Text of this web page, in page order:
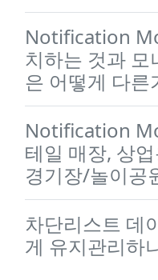
Notification
치하는 것과 모
은 어떻게 다른
Notification
테일 매장, 상
경기장/놀이공
차단리스트 데
게 유지관리하